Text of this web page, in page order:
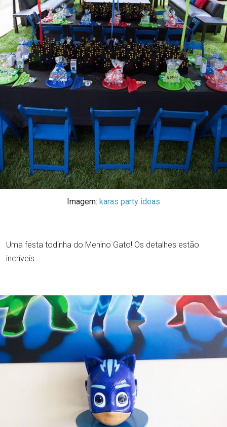
Imagem: karas party ideas
Uma festa todinha do Menino Gato! Os detalhes estão
incríveis: